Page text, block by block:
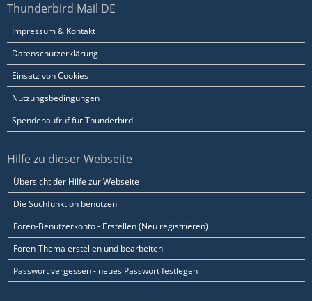
Thunderbird Mail DE
Impressum & Kontakt
Datenschutzerklärung
Einsatz von Cookies
Nutzungsbedingungen
Spendenaufruf für Thunderbird
Hilfe zu dieser Webseite
Übersicht der Hilfe zur Webseite
Die Suchfunktion benutzen
Foren-Benutzerkonto - Erstellen (Neu registrieren)
Foren-Thema erstellen und bearbeiten
Passwort vergessen - neues Passwort festlegen